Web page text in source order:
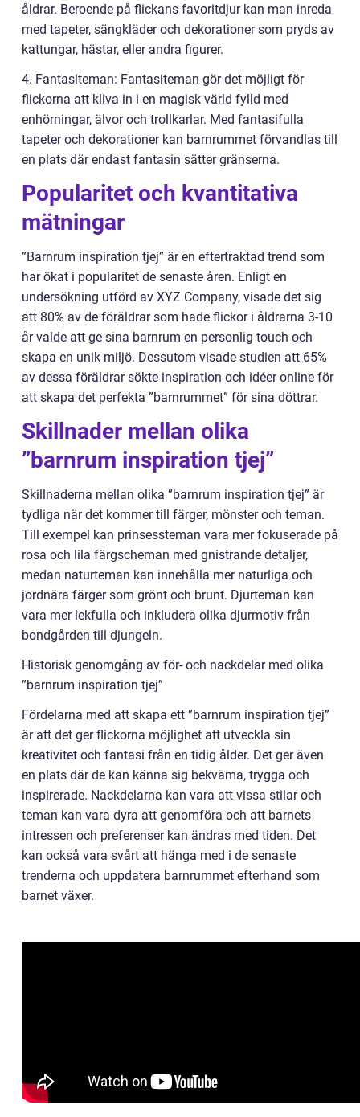
åldrar. Beroende på flickans favoritdjur kan man inreda
med tapeter, sängkläder och dekorationer som pryds av
kattungar, hästar, eller andra figurer.
4. Fantasiteman: Fantasiteman gör det möjligt för
flickorna att kliva in i en magisk värld fylld med
enhörningar, älvor och trollkarlar. Med fantasifulla
tapeter och dekorationer kan barnrummet förvandlas till
en plats där endast fantasin sätter gränserna.
Popularitet och kvantitativa
mätningar
”Barnrum inspiration tjej” är en eftertraktad trend som
har ökat i popularitet de senaste åren. Enligt en
undersökning utförd av XYZ Company, visade det sig
att 80% av de föräldrar som hade flickor i åldrarna 3-10
år valde att ge sina barnrum en personlig touch och
skapa en unik miljö. Dessutom visade studien att 65%
av dessa föräldrar sökte inspiration och idéer online för
att skapa det perfekta ”barnrummet” för sina döttrar.
Skillnader mellan olika
”barnrum inspiration tjej”
Skillnaderna mellan olika ”barnrum inspiration tjej” är
tydliga när det kommer till färger, mönster och teman.
Till exempel kan prinsessteman vara mer fokuserade på
rosa och lila färgscheman med gnistrande detaljer,
medan naturteman kan innehålla mer naturliga och
jordnära färger som grönt och brunt. Djurteman kan
vara mer lekfulla och inkludera olika djurmotiv från
bondgården till djungeln.
Historisk genomgång av för- och nackdelar med olika
”barnrum inspiration tjej”
Fördelarna med att skapa ett ”barnrum inspiration tjej”
är att det ger flickorna möjlighet att utveckla sin
kreativitet och fantasi från en tidig ålder. Det ger även
en plats där de kan känna sig bekväma, trygga och
inspirerade. Nackdelarna kan vara att vissa stilar och
teman kan vara dyra att genomföra och att barnets
intressen och preferenser kan ändras med tiden. Det
kan också vara svårt att hänga med i de senaste
trenderna och uppdatera barnrummet efterhand som
barnet växer.